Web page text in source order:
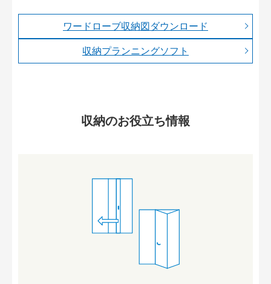
ワードローブ収納図ダウンロード
収納プランニングソフト
収納のお役立ち情報